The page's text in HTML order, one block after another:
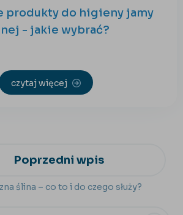
produkty do higieny jamy
- jakie wybrać?
czytaj więcej
Poprzedni wpis
ślina – co to i do czego służy?